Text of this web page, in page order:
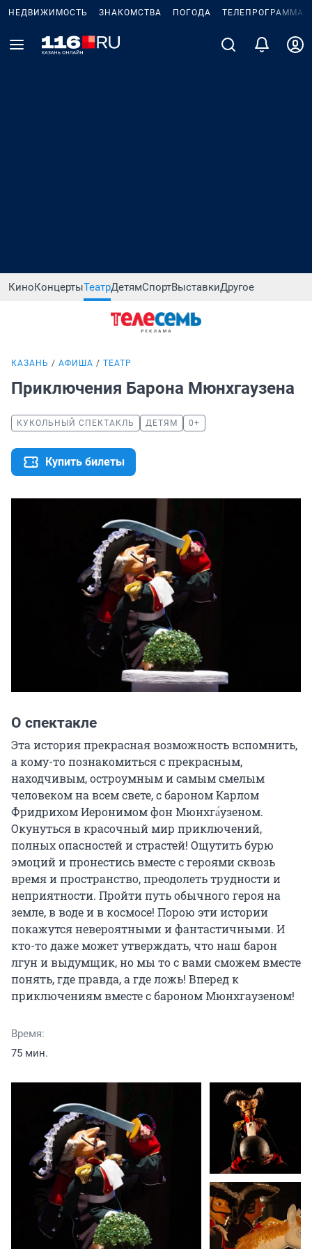
НЕДВИЖИМОСТЬ ЗНАКОМСТВА ПОГОДА ТЕЛЕПРОГРАММА
КиноКонцертыТеатрДетямСпортВыставкиДругое
КАЗАНЬ АФИША ТЕАТР
Приключения Барона Мюнхгаузена
КУКОЛЬНЫЙ СПЕКТАКЛЬ ДЕТЯМ 0+
Купить билеты
О спектакле
Эта история прекрасная возможность вспомнить,
а кому-то познакомиться с прекрасным,
находчивым, остроумным и самым смелым
человеком на всем свете, с бароном Карлом
Фридрихом Иеронимом фон Мюнхга́узеном.
Окунуться в красочный мир приключений,
полных опасностей и страстей! Ощутить бурю
эмоций и пронестись вместе с героями сквозь
время и пространство, преодолеть трудности и
неприятности. Пройти путь обычного героя на
земле, в воде и в космосе! Порою эти истории
покажутся невероятными и фантастичными. И
кто-то даже может утверждать, что наш барон
лгун и выдумщик, но мы то с вами сможем вместе
понять, где правда, а где ложь! Вперед к
приключениям вместе с бароном Мюнхгаузеном!
Время:
75 мин.